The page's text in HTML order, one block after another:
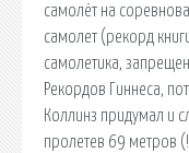
самолёт на
самолет (рекорд
самолетика,
Рекордов Гиннеса,
Коллинз придумал и
пролетев 69 метров